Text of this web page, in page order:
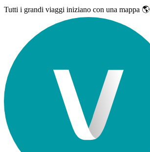
Tutti i grandi viaggi iniziano con una mappa 🌎